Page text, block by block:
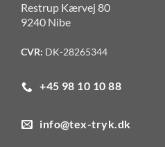
Restrup Kærvej 80
9240 Nibe
CVR: DK-28265344
+45 98 10 10 88
info@tex-tryk.dk